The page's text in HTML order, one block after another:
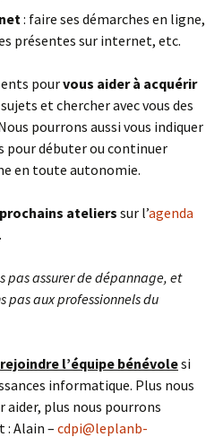
: faire ses démarches en ligne,
présentes sur internet, etc.
pourvous aider à acquérir
et chercher avec vous des
pourrons aussi vous indiquer
pour débuter ou continuer
en toute autonomie.
ateliers sur l’agenda
pas assurer de dépannage, et
pas aux professionnels du
l’équipe bénévolesi
informatique. Plus nous
aider, plus nous pourrons
: Alain – cdpi@leplanb-